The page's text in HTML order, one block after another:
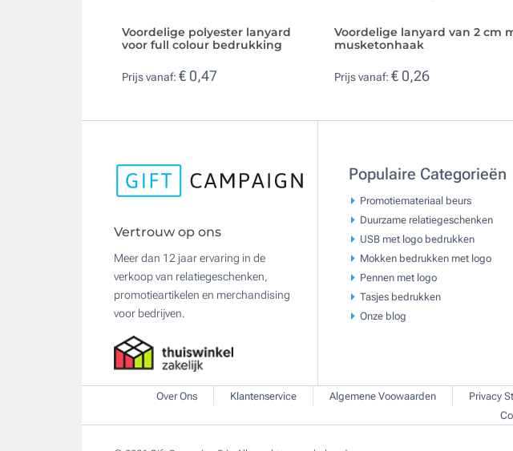
Voordelige polyester lanyard
voor full colour bedrukking
Prijs vanaf: € 0,47
Voordelige lanyard van 2 cm
musketonhaak
Prijs vanaf: € 0,26
Vertrouw op ons
Meer dan 12 jaar ervaring in de
verkoop van relatiegeschenken,
promotieartikelen en merchandising
voor bedrijven.
Populaire Categorieën
Promotiemateriaal beurs
Duurzame relatiegeschenken
USB met logo bedrukken
Mokken bedrukken met logo
Pennen met logo
Tasjes bedrukken
Onze blog
Over Ons Klantenservice Algemene Voowaarden Privacy